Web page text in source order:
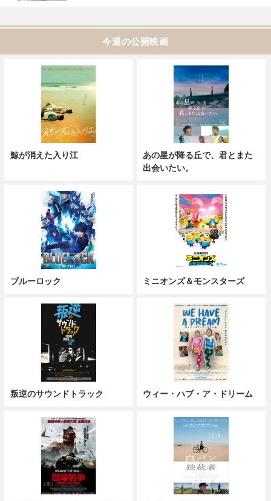
今週の公開映画
鯨が消えた入り江
あの星が降る丘で、君とまた
出会いたい。
ブルーロック ミニオンズ＆モンスターズ
叛逆のサウンドトラック ウィー・ハブ・ア・ドリーム